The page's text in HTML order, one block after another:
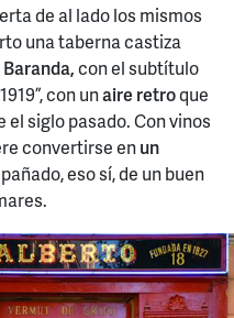
de al lado los mismos
una taberna castiza
con el subtítulo
con unaire retroque
siglo pasado. Con vinos
convertirse enun
eso sí, de un buen